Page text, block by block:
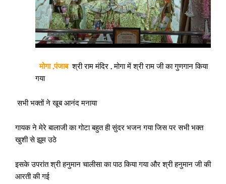
मोगा ,पंजाबश्री राम मंदिर , मोगा में श्री राम जी का गुणगान किया
गया
सभी भक्तों ने खूब आनंद मनाया
गायक ने मेरे बालाजी का गोटा बहुत ही सुंदर भजन गया जिस पर सभी भक्त
खुशी से झूम उठे
इसके उपरांत श्री हनुमान चालीसा का पाठ किया गया और श्री हनुमान जी की
आरती की गई